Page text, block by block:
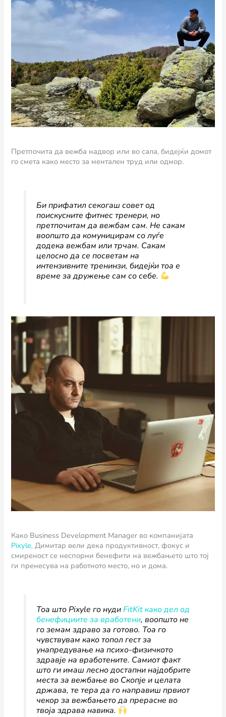
Претпочита да вежба надвор или во сала, бидејќи домот
го смета како место за ментален труд или одмор.
Би прифатил секогаш совет од
поискусните фитнес тренери, но
претпочитам да вежбам сам. Не сакам
воопшто да комуницирам со луѓе
додека вежбам или трчам. Сакам
целосно да се посветам на
интензивните тренинзи, бидејќи тоа е
време за дружење сам со себе.
Како Business Development Manager во компанијата
Pixyle,Димитар вели дека продуктивност, фокус и
смиреност се неспорни бенефити на вежбањето што тој
ги пренесува на работното место, но и дома.
Тоа што Pixyle го нуди FitKit како дел од
бенефициите за вработени, воопшто не
го земам здраво за готово. Тоа го
чувствувам како топол гест за
унапредување на психо-физичкото
здравје на вработените. Самиот факт
што ги имаш лесно достапни најдобрите
места за вежбање во Скопје и целата
држава, те тера да го направиш првиот
чекор за вежбањето да прерасне во
твоја здрава навика.